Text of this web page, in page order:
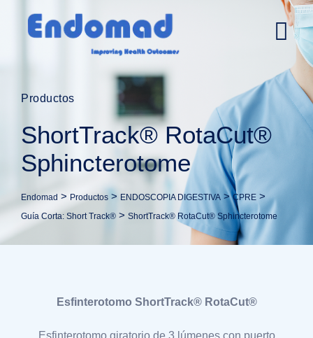
Productos
ShortTrack® RotaCut®
Sphincterotome
Endomad > Productos > ENDOSCOPIA DIGESTIVA >CPRE >
Guía Corta: Short Track® > ShortTrack® RotaCut® Sphincterotome
Esfinterotomo ShortTrack® RotaCut®
Esfinterotomo giratorio de 3 lúmenes con puerto